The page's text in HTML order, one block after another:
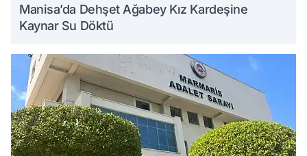
Manisa’da Dehşet Ağabey Kız Kardeşine
Kaynar Su Döktü